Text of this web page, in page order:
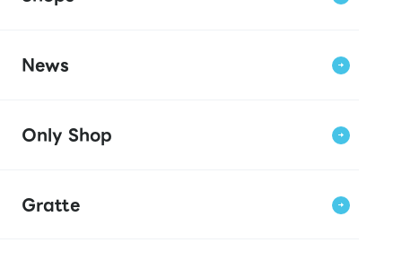
News
Only Shop
Gratte